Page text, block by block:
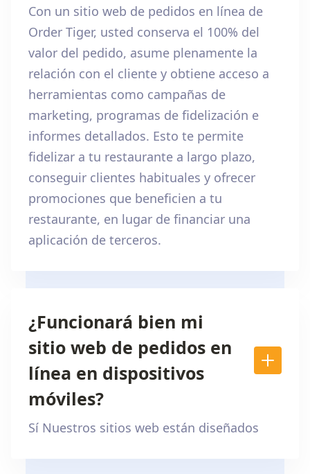
Con un sitio web de pedidos en línea de
Order Tiger, usted conserva el 100% del
valor del pedido, asume plenamente la
relación con el cliente y obtiene acceso a
herramientas como campañas de
marketing, programas de fidelización e
informes detallados. Esto te permite
fidelizar a tu restaurante a largo plazo,
conseguir clientes habituales y ofrecer
promociones que beneficien a tu
restaurante, en lugar de financiar una
aplicación de terceros.
¿Funcionará bien mi
sitio web de pedidos en
línea en dispositivos
móviles?
Sí Nuestros sitios web están diseñados